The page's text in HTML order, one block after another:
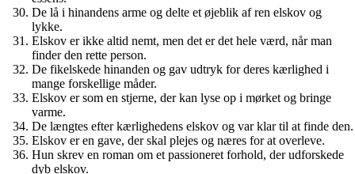
De lå i hinandens arme og delte et øjeblik af ren elskov og
lykke.
Elskov er ikke altid nemt, men det er det hele værd, når man
finder den rette person.
De fikelskede hinanden og gav udtryk for deres kærlighed i
mange forskellige måder.
Elskov er som en stjerne, der kan lyse op i mørket og bringe
varme.
De længtes efter kærlighedens elskov og var klar til at finde den.
Elskov er en gave, der skal plejes og næres for at overleve.
Hun skrev en roman om et passioneret forhold, der udforskede
dyb elskov.